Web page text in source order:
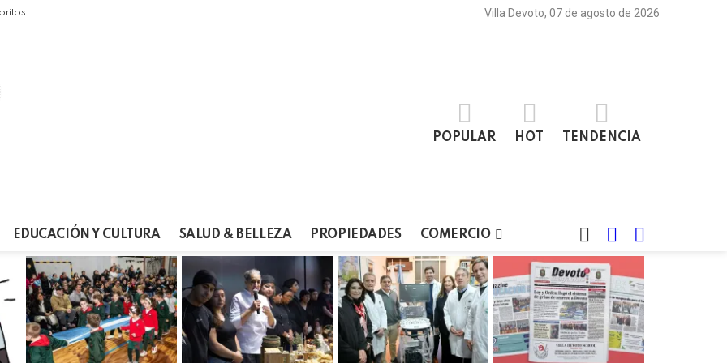
Villa Devoto, 07 de agosto de 2026
POPULAR HOT TENDENCIA
EDUCACIÓN Y CULTURA SALUD & BELLEZA PROPIEDADES COMERCIO
SWITCH
SKIN
BUSCAR